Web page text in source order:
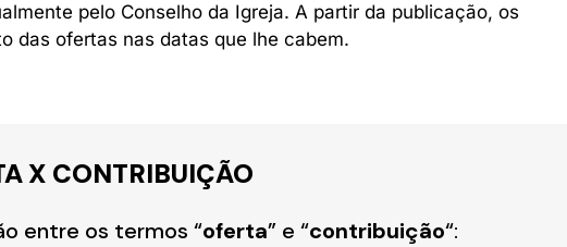
pelo Conselho da Igreja. A partir da publicação, os
das ofertas nas datas que lhe cabem.
X CONTRIBUIÇÃO
entre os termos “oferta” e “contribuição“: